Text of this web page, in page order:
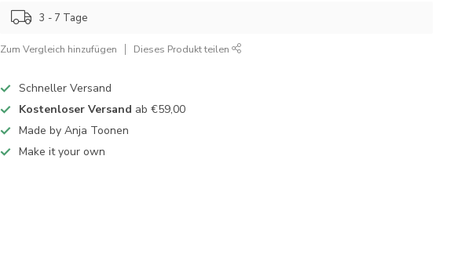
3 - 7 Tage
Zum Vergleich hinzufügen Dieses Produkt teilen
Schneller Versand
Kostenloser Versand ab €59,00
Made by Anja Toonen
Make it your own